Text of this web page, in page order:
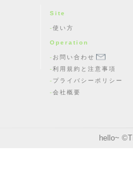
Site
使い方
Operation
お問い合わせ
利用規約と注意事項
プライバシーポリシー
会社概要
hello~ ©